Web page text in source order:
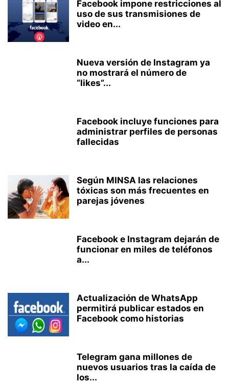
Facebook impone restricciones al
uso de sus transmisiones de
video en...
Nueva versión de Instagram ya
no mostrará el número de
“likes”...
Facebook incluye funciones para
administrar perfiles de personas
fallecidas
Según MINSA las relaciones
tóxicas son más frecuentes en
parejas jóvenes
Facebook e Instagram dejarán de
funcionar en miles de teléfonos
a...
Actualización de WhatsApp
permitirá publicar estados en
Facebook como historias
Telegram gana millones de
nuevos usuarios tras la caída de
los...